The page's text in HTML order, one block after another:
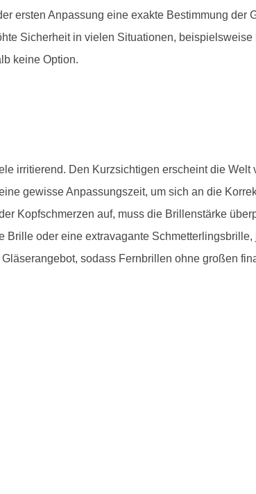
ersten Anpassung eine exakte Bestimmung der
Sicherheit in vielen Situationen,
keine Option.
irritierend. Den Kurzsichtigen erscheint die
gewisse Anpassungszeit, um sich an die
Kopfschmerzen auf, muss die Brillenstärke
Brille oder eine extravagante
sodass Fernbrillen ohne großen